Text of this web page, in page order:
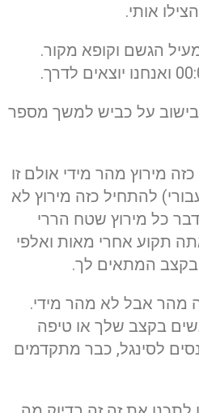
אותי.
הגשם וקופא מקור.
על כביש למשך מספר
מירוץ מהר מידי אולם זו
להתחיל כזה מירוץ לא
כל מירוץ שטח הררי
תקוע אחרי מאות ואלפי
המתאים לך.
מהר אבל לא מהר מידי.
בקצב שלך או טיפה
לסינגל, כבר מתקדמים